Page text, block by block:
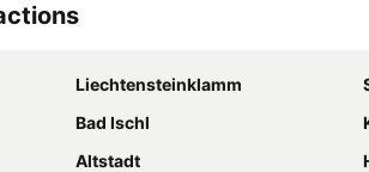
Liechtensteinklamm
Bad Ischl
Altstadt